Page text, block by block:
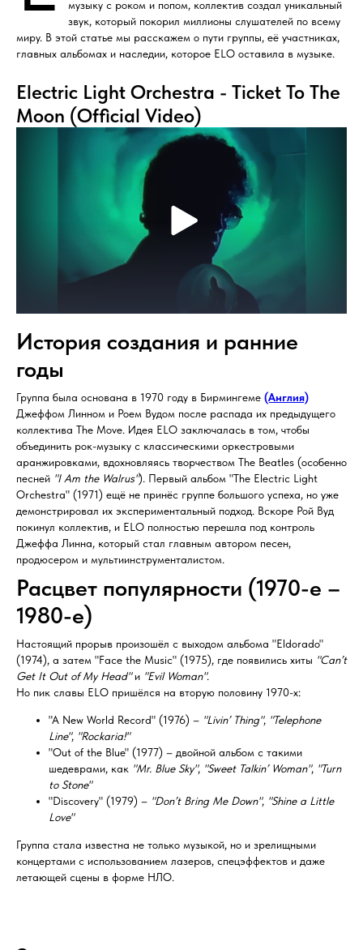
музыку с роком и попом, коллектив создал уникальный
звук, который покорил миллионы слушателей по всему
миру. В этой статье мы расскажем о пути группы, её участниках,
главных альбомах и наследии, которое ELO оставила в музыке.
Electric Light Orchestra - Ticket To The
Moon (Official Video)
История создания и ранние
годы
Группа была основана в 1970 году в Бирмингеме (Англия)
Джеффом Линном и Роем Вудом после распада их предыдущего
коллектива The Move. Идея ELO заключалась в том, чтобы
объединить рок-музыку с классическими оркестровыми
аранжировками, вдохновляясь творчеством The Beatles (особенно
песней "I Am the Walrus"). Первый альбом "The Electric Light
Orchestra" (1971) ещё не принёс группе большого успеха, но уже
демонстрировал их экспериментальный подход. Вскоре Рой Вуд
покинул коллектив, и ELO полностью перешла под контроль
Джеффа Линна, который стал главным автором песен,
продюсером и мультиинструменталистом.
Расцвет популярности (1970-е –
1980-е)
Настоящий прорыв произошёл с выходом альбома "Eldorado"
(1974), а затем "Face the Music" (1975), где появились хиты "Can’t
Get It Out of My Head"и "Evil Woman".
Но пик славы ELO пришёлся на вторую половину 1970-х:
"A New World Record" (1976) – "Livin’ Thing", "Telephone
Line", "Rockaria!"
"Out of the Blue" (1977) – двойной альбом с такими
шедеврами, как "Mr. Blue Sky", "Sweet Talkin’ Woman", "Turn
to Stone"
"Discovery" (1979) – "Don’t Bring Me Down", "Shine a Little
Love"
Группа стала известна не только музыкой, но и зрелищными
концертами с использованием лазеров, спецэффектов и даже
летающей сцены в форме НЛО.